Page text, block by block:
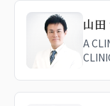
山田
A